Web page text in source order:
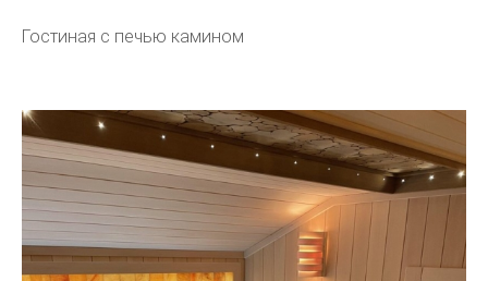
Гостиная с печью камином